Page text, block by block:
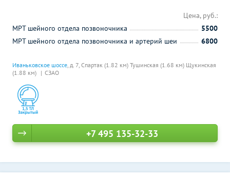
Иваньковское шоссе, д. 7, Спартак (1.82 км) Тушинская (1.68 км) Щукинская
(1.88 км)
СЗАО
Цена, руб.:
МРТ шейного отдела позвоночника
5500
МРТ шейного отдела позвоночника и артерий шеи
6800
+7 495 135-32-33